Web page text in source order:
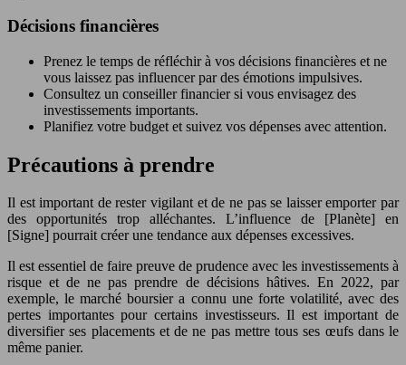
Décisions financières
Prenez le temps de réfléchir à vos décisions financières et ne
vous laissez pas influencer par des émotions impulsives.
Consultez un conseiller financier si vous envisagez des
investissements importants.
Planifiez votre budget et suivez vos dépenses avec attention.
Précautions à prendre
Il est important de rester vigilant et de ne pas se laisser emporter par
des opportunités trop alléchantes. L’influence de [Planète] en
[Signe] pourrait créer une tendance aux dépenses excessives.
Il est essentiel de faire preuve de prudence avec les investissements à
risque et de ne pas prendre de décisions hâtives. En 2022, par
exemple, le marché boursier a connu une forte volatilité, avec des
pertes importantes pour certains investisseurs. Il est important de
diversifier ses placements et de ne pas mettre tous ses œufs dans le
même panier.